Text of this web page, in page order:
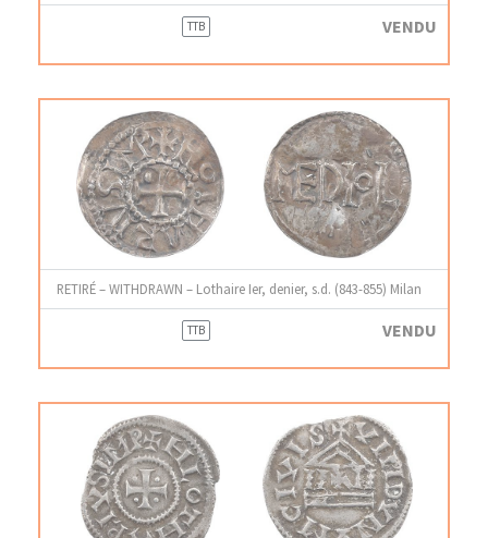
TTB VENDU
RETIRÉ – WITHDRAWN – Lothaire Ier, denier, s.d. (843-855) Milan
TTB VENDU